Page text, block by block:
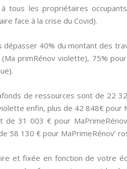
tous les propriétaires
face à la crise du Covid).
40% du montant des
primRénov violette), 75%
de ressources sont de 22
enfin, plus de 42 848€ pour
de 31 003 € pour
58 130 € pour MaPrimeRénov’
et fixée en fonction de votre